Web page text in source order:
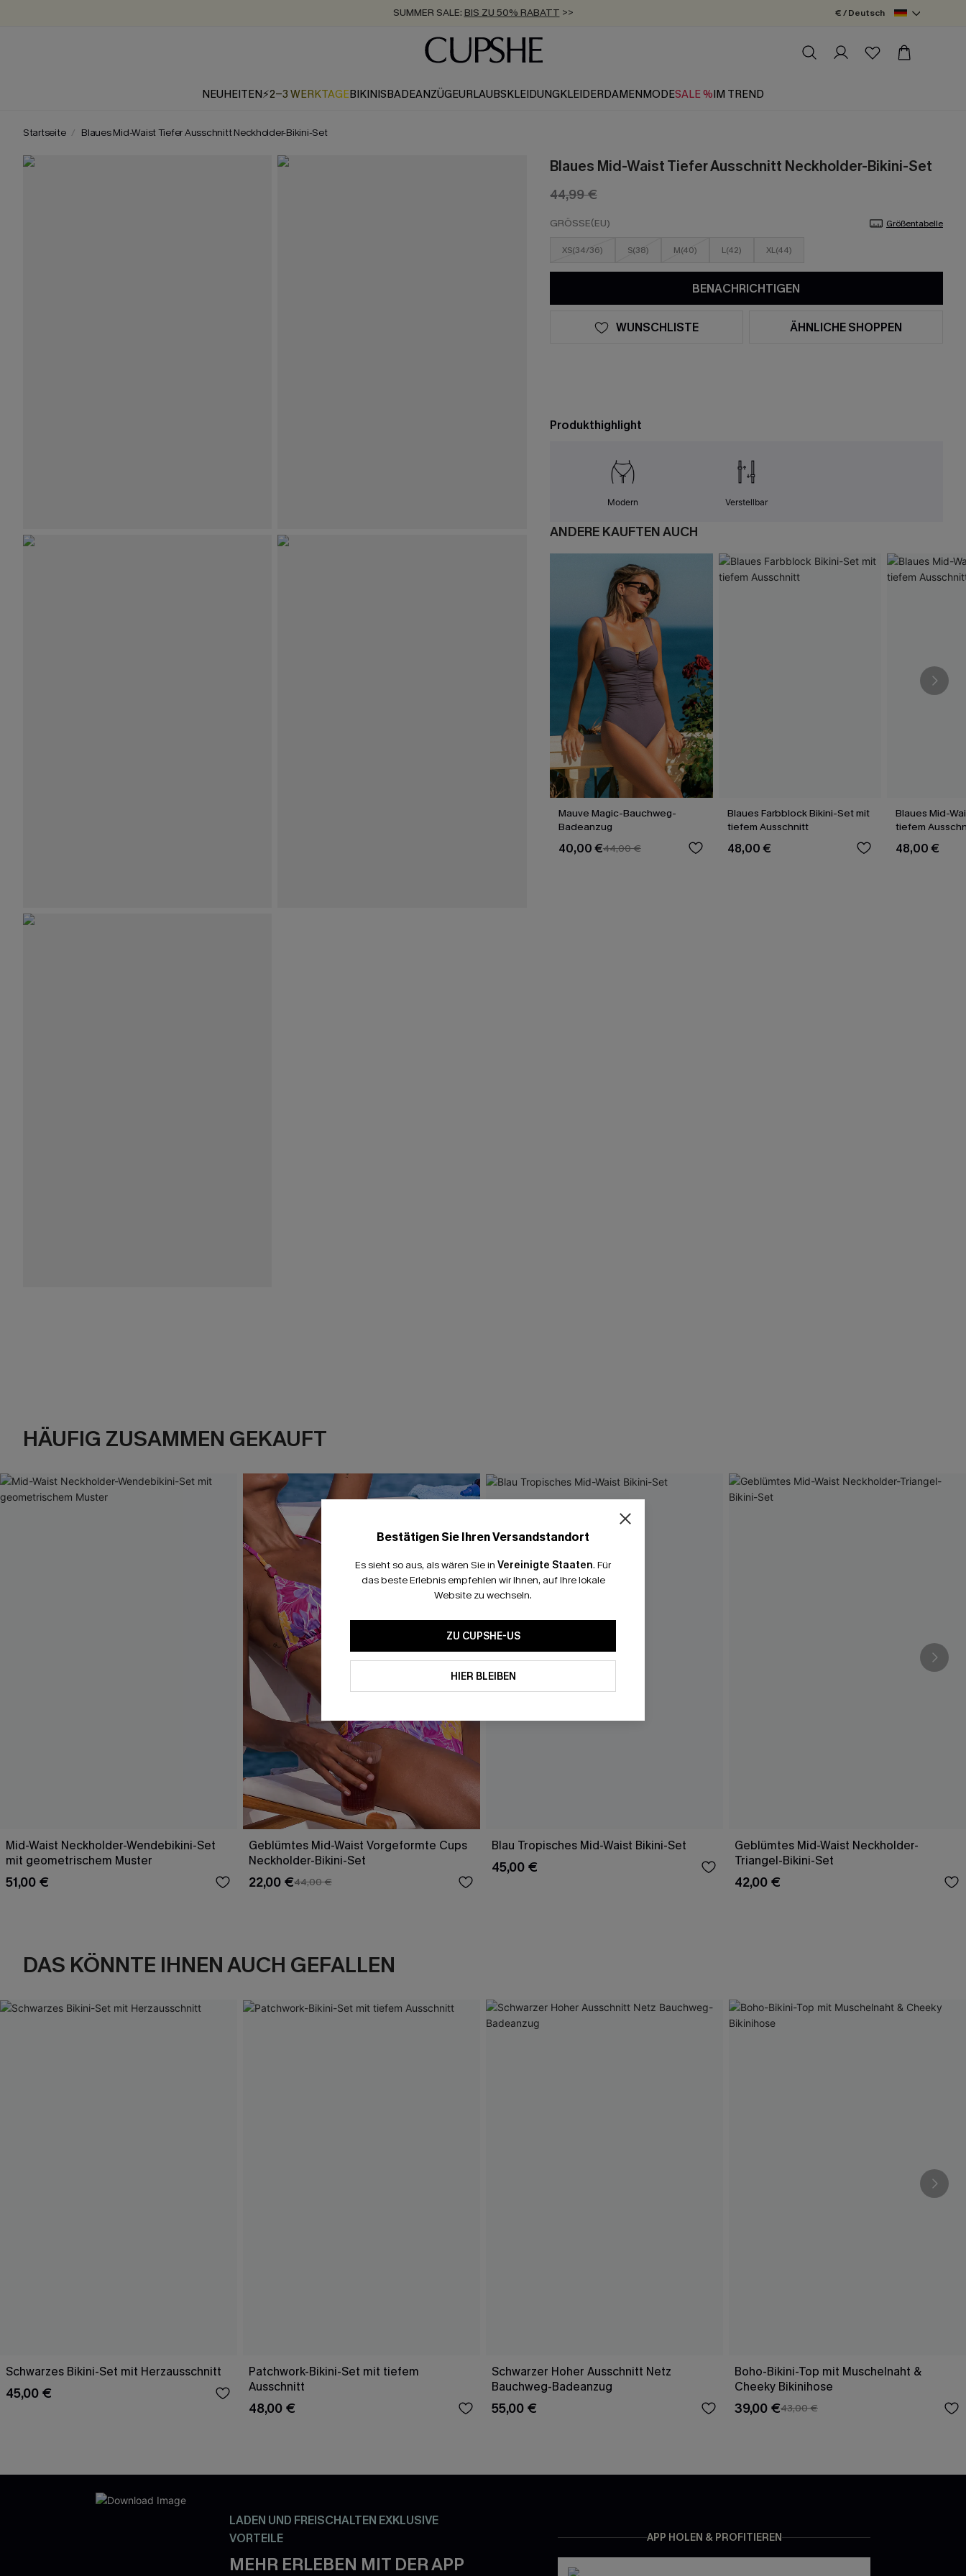
SUMMER SALE: BIS ZU 50% RABATT >>
ZUM NEWSLETTER:BIS ZU -20% EXTRA ERHALTEN
KOSTENLOSER VERSAND AB 89 €
€ / Deutsch
NEUHEITEN⚡2-3 WERKTAGEBIKINISBADEANZÜGEURLAUBSKLEIDUNGKLEIDERDAMENMODESALE %IM TREND
Startseite Blaues Mid-Waist Tiefer Ausschnitt Neckholder-Bikini-Set
Blaues Mid-Waist Tiefer Ausschnitt Neckholder-Bikini-Set
44,99 €
GRÖSSE(EU) Größentabelle
XS(34/36) S(38) M(40) L(42) XL(44)
BENACHRICHTIGEN
WUNSCHLISTE ÄHNLICHE SHOPPEN
Produkthighlight
Modern Verstellbar
ANDERE KAUFTEN AUCH
Mauve Magic-Bauchweg-
Badeanzug
40,00 €44,00 €
Blaues Farbblock Bikini-Set mit
tiefem Ausschnitt
48,00 €
Blaues Mid-
tiefem
48,00 €
HÄUFIG ZUSAMMEN GEKAUFT
Mid-Waist Neckholder-Wendebikini-Set
mit geometrischem Muster
51,00 €
Geblümtes Mid-Waist Vorgeformte Cups
Neckholder-Bikini-Set
22,00 €44,00 €
Blau Tropisches Mid-Waist Bikini-Set
45,00 €
Geblümtes Mid-Waist Neckholder-
Triangel-Bikini-Set
42,00 €
DAS KÖNNTE IHNEN AUCH GEFALLEN
Schwarzes Bikini-Set mit Herzausschnitt
45,00 €
Patchwork-Bikini-Set mit tiefem
Ausschnitt
48,00 €
Schwarzer Hoher Ausschnitt Netz
Bauchweg-Badeanzug
55,00 €
Boho-Bikini-Top mit Muschelnaht &
Cheeky Bikinihose
39,00 €43,00 €
LADEN UND FREISCHALTEN EXKLUSIVE
VORTEILE
MEHR ERLEBEN MIT DER APP
APP HOLEN & PROFITIEREN
Bestätigen Sie Ihren Versandstandort
Es sieht so aus, als wären Sie in Vereinigte Staaten. Für
das beste Erlebnis empfehlen wir Ihnen, auf Ihre lokale
Website zu wechseln.
ZU CUPSHE-US
HIER BLEIBEN